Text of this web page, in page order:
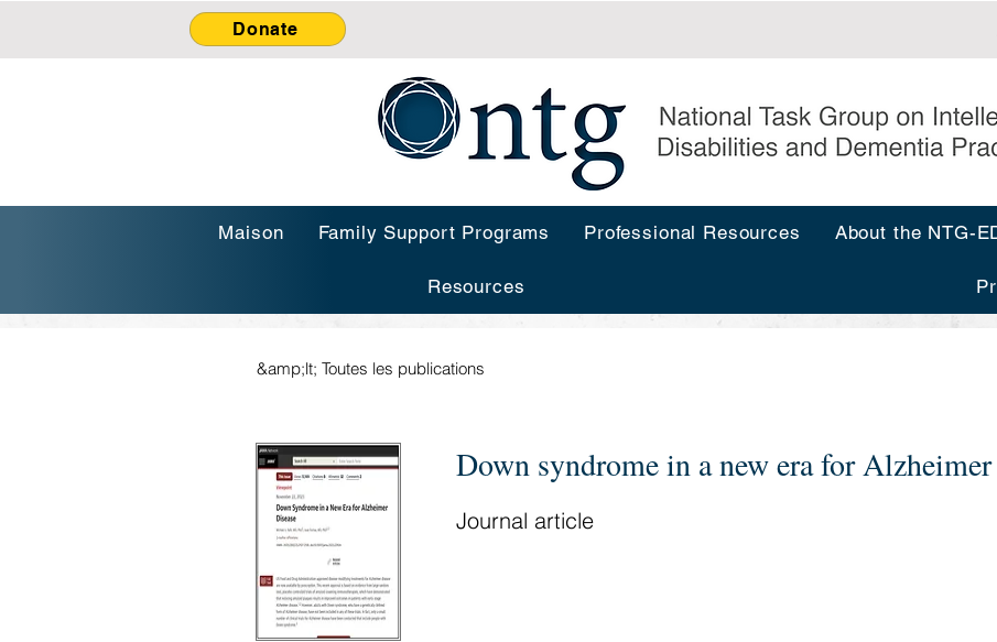
Donate
Maison Family Support Programs Professional Resources About the NTG-
Resources
&amp;lt; Toutes les publications
Down syndrome in a new era for Alzheimer
Journal article